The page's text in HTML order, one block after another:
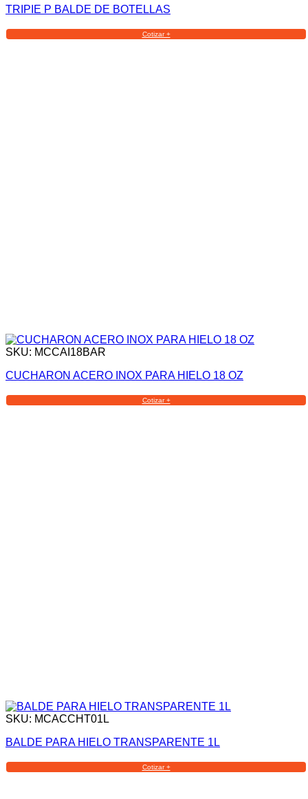
TRIPIE P BALDE DE BOTELLAS
Cotizar +
SKU: MCCAI18BAR
CUCHARON ACERO INOX PARA HIELO 18 OZ
Cotizar +
SKU: MCACCHT01L
BALDE PARA HIELO TRANSPARENTE 1L
Cotizar +